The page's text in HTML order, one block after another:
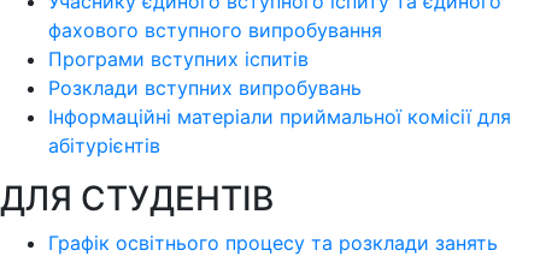
фахового вступного випробування
Програми вступних іспитів
Розклади вступних випробувань
Інформаційні матеріали приймальної комісії для
абітурієнтів
ДЛЯ СТУДЕНТІВ
Графік освітнього процесу та розклади занять